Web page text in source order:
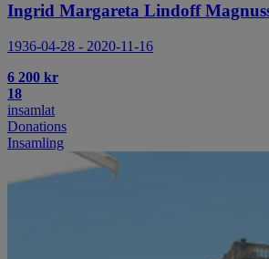
Ingrid Margareta Lindoff
1936-04-28 - 2020-11-16
6 200 kr
18
insamlat
Donations
Insamling